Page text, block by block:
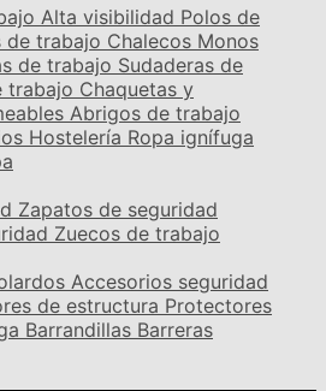
Alta visibilidad Polos de
de trabajo Chalecos Monos
de trabajo Sudaderas de
trabajo Chaquetas y
Abrigos de trabajo
Hostelería Ropa ignífuga
Zapatos de seguridad
Zuecos de trabajo
Accesorios seguridad
de estructura Protectores
Barrandillas Barreras